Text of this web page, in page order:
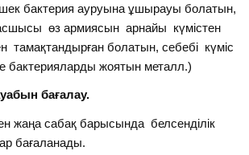
бактерия ауруына ұшырауы болатын,
өз армиясын арнайы күмістен
тамақтандырған болатын, себебі күміс
бактерияларды жоятын металл.)
бағалау.
жаңа сабақ барысында белсенділік
бағаланады.